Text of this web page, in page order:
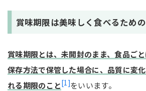
賞味期限は美味しく食べるため
賞味期限とは、未開封のまま、食品ご
保存方法で保管した場合に、品質に変
れる期限のこと[1]をいいます。